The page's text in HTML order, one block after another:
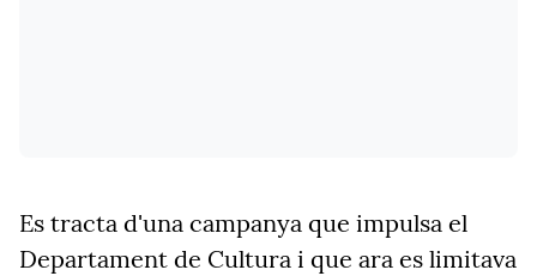
Es tracta d'una campanya que impulsa el
Departament de Cultura i que ara es limitava